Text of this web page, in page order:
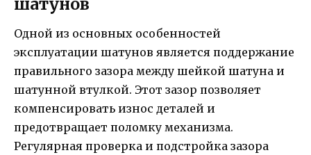
Одной из основных особенностей
эксплуатации шатунов является поддержание
правильного зазора между шейкой шатуна и
шатунной втулкой. Этот зазор позволяет
компенсировать износ деталей и
предотвращает поломку механизма.
Регулярная проверка и подстройка зазора